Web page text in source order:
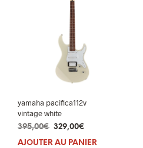
yamaha pacifica112v
vintage white
395,00€ Le
prix
329,00€
prix
AJOUTER AU PANIER